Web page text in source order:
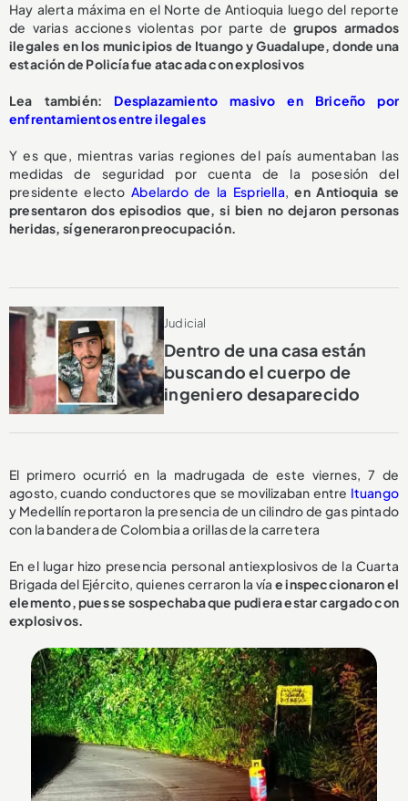
Hay alerta máxima en el Norte de Antioquia luego del reporte
de varias acciones violentas por parte degrupos armados
ilegales en los municipios de Ituango y Guadalupe, donde una
estación de Policía fue atacada con explosivos
Lea también: Desplazamiento masivo en Briceño por
enfrentamientos entre ilegales
Y es que, mientras varias regiones del país aumentaban las
medidas de seguridad por cuenta de la posesión del
presidente electoAbelardo de la Espriella, en Antioquia se
presentaron dos episodios que, si bien no dejaron personas
heridas, sí generaron preocupación.
Judicial
Dentro de una casa están
buscando el cuerpo de
ingeniero desaparecido
El primero ocurrió en la madrugada de este viernes, 7 de
agosto, cuando conductores que se movilizaban entre Ituango
y Medellín reportaron la presencia de un cilindro de gas pintado
con la bandera de Colombia a orillas de la carretera
En el lugar hizo presencia personal antiexplosivos de la Cuarta
Brigada del Ejército, quienes cerraron la vía e inspeccionaron el
elemento, pues se sospechaba que pudiera estar cargado con
explosivos.